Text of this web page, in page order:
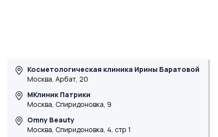
Косметологическая клиника Ирины Баратовой
Москва, Арбат, 20
МКлиник Патрики
Москва, Спиридоновка, 9
Omny Beauty
Москва, Спиридоновка, 4, стр 1